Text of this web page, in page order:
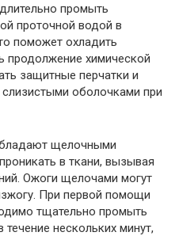
промыть
проточной водой в
поможет охладить
продолжение химической
защитные перчатки и
оболочками при
щелочными
в ткани, вызывая
Ожоги щелочами могут
При первой помощи
тщательно промыть
нескольких минут,